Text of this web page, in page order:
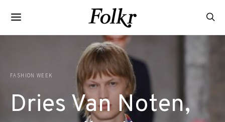
FASHION WEEK
Dries Van Noten,